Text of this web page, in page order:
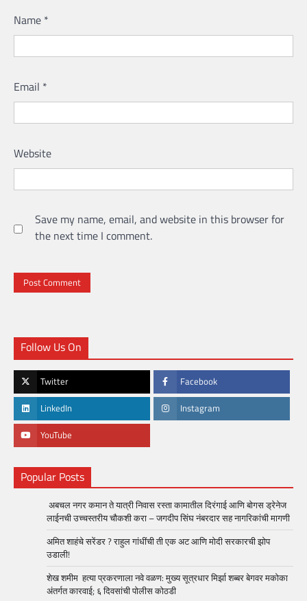
Name *
Email *
Website
Save my name, email, and website in this browser for
the next time I comment.
Follow Us On
Twitter Facebook
LinkedIn Instagram
YouTube
Popular Posts
अबचल नगर कमान ते यात्री निवास रस्ता कामातील दिरंगाई आणि बोगस ड्रेनेज
लाईनची उच्चस्तरीय चौकशी करा – जगदीप सिंघ नंबरदार सह नागरिकांची मागणी
अमित शाहंचे सरेंडर ? राहुल गांधींची ती एक अट आणि मोदी सरकारची झोप
उडाली!
शेख शमीम हत्या प्रकरणाला नवे वळण: मुख्य सूत्रधार मिर्झा शब्बर बेगवर मकोका
अंतर्गत कारवाई; ६ दिवसांची पोलीस कोठडी